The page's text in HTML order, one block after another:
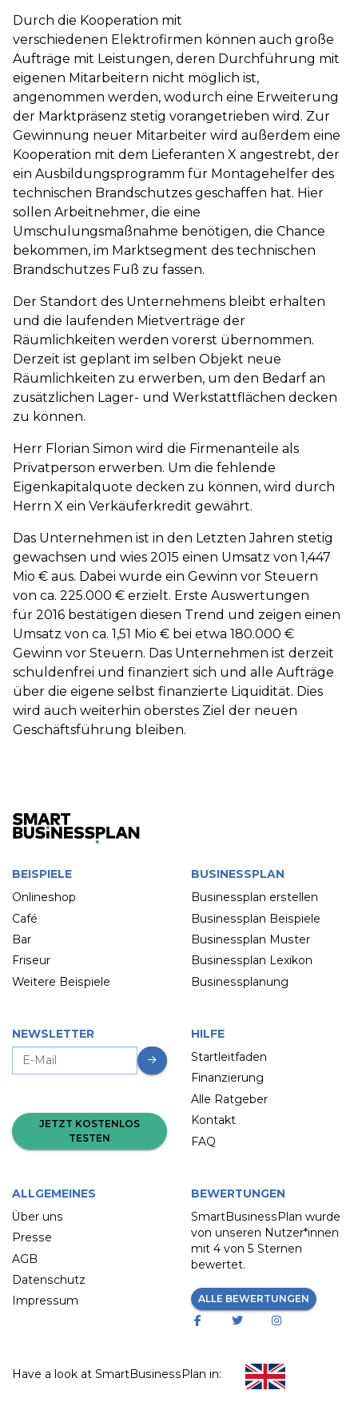
Durch die Kooperation mit
verschiedenen Elektrofirmen können auch große
Aufträge mit Leistungen, deren Durchführung mit
eigenen Mitarbeitern nicht möglich ist,
angenommen werden, wodurch eine Erweiterung
der Marktpräsenz stetig vorangetrieben wird. Zur
Gewinnung neuer Mitarbeiter wird außerdem eine
Kooperation mit dem Lieferanten X angestrebt, der
ein Ausbildungsprogramm für Montagehelfer des
technischen Brandschutzes geschaffen hat. Hier
sollen Arbeitnehmer, die eine
Umschulungsmaßnahme benötigen, die Chance
bekommen, im Marktsegment des technischen
Brandschutzes Fuß zu fassen.
Der Standort des Unternehmens bleibt erhalten
und die laufenden Mietverträge der
Räumlichkeiten werden vorerst übernommen.
Derzeit ist geplant im selben Objekt neue
Räumlichkeiten zu erwerben, um den Bedarf an
zusätzlichen Lager- und Werkstattflächen decken
zu können.
Herr Florian Simon wird die Firmenanteile als
Privatperson erwerben. Um die fehlende
Eigenkapitalquote decken zu können, wird durch
Herrn X ein Verkäuferkredit gewährt.
Das Unternehmen ist in den Letzten Jahren stetig
gewachsen und wies 2015 einen Umsatz von 1,447
Mio € aus. Dabei wurde ein Gewinn vor Steuern
von ca. 225.000 € erzielt. Erste Auswertungen
für 2016 bestätigen diesen Trend und zeigen einen
Umsatz von ca. 1,51 Mio € bei etwa 180.000 €
Gewinn vor Steuern. Das Unternehmen ist derzeit
schuldenfrei und finanziert sich und alle Aufträge
über die eigene selbst finanzierte Liquidität. Dies
wird auch weiterhin oberstes Ziel der neuen
Geschäftsführung bleiben.
BEISPIELE
Onlineshop
Café
Bar
Friseur
Weitere Beispiele
BUSINESSPLAN
Businessplan erstellen
Businessplan Beispiele
Businessplan Muster
Businessplan Lexikon
Businessplanung
NEWSLETTER
JETZT KOSTENLOS
TESTEN
HILFE
Startleitfaden
Finanzierung
Alle Ratgeber
Kontakt
FAQ
ALLGEMEINES
Über uns
Presse
AGB
Datenschutz
Impressum
BEWERTUNGEN
SmartBusinessPlan wurde
von unseren Nutzer*innen
mit 4 von 5 Sternen
bewertet.
ALLE BEWERTUNGEN
Have a look at SmartBusinessPlan in: